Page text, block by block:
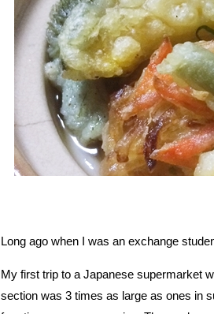
Long ago when I was an exchange
My first trip to a Japanese supermarket
section was 3 times as large as ones in